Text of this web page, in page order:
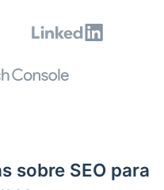
sobre SEO para